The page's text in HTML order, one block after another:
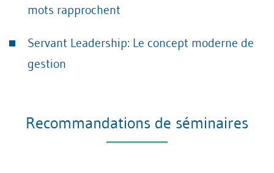
mots rapprochent
Servant Leadership: Le concept moderne de
gestion
Recommandations de séminaires